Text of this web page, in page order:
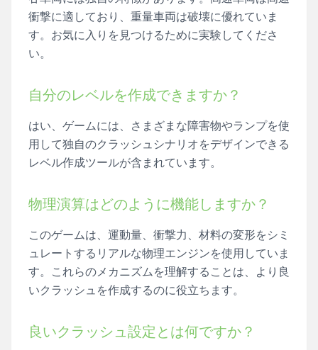
衝撃に適しており、重量車両は破壊に優れていま
す。お気に入りを見つけるために実験してくださ
い。
自分のレベルを作成できますか？
はい、ゲームには、さまざまな障害物やランプを使
用して独自のクラッシュシナリオをデザインできる
レベル作成ツールが含まれています。
物理演算はどのように機能しますか？
このゲームは、運動量、衝撃力、材料の変形をシミ
ュレートするリアルな物理エンジンを使用していま
す。これらのメカニズムを理解することは、より良
いクラッシュを作成するのに役立ちます。
良いクラッシュ設定とは何ですか？